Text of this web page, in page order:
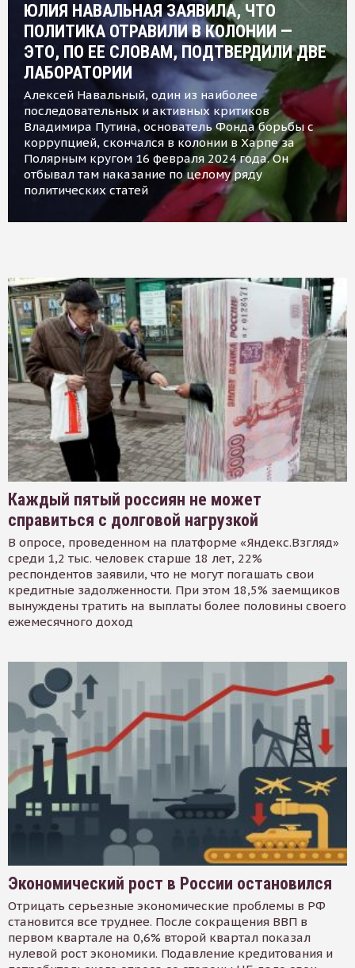
ЮЛИЯ НАВАЛЬНАЯ ЗАЯВИЛА, ЧТО
ПОЛИТИКА ОТРАВИЛИ В КОЛОНИИ —
ЭТО, ПО ЕЕ СЛОВАМ, ПОДТВЕРДИЛИ ДВЕ
ЛАБОРАТОРИИ
Алексей Навальный, один из наиболее
последовательных и активных критиков
Владимира Путина, основатель Фонда борьбы с
коррупцией, скончался в колонии в Харпе за
Полярным кругом 16 февраля 2024 года. Он
отбывал там наказание по целому ряду
политических статей
Каждый пятый россиян не может
справиться с долговой нагрузкой
В опросе, проведенном на платформе «Яндекс.Взгляд»
среди 1,2 тыс. человек старше 18 лет, 22%
респондентов заявили, что не могут погашать свои
кредитные задолженности. При этом 18,5% заемщиков
вынуждены тратить на выплаты более половины своего
ежемесячного доход
Экономический рост в России остановился
Отрицать серьезные экономические проблемы в РФ
становится все труднее. После сокращения ВВП в
первом квартале на 0,6% второй квартал показал
нулевой рост экономики. Подавление кредитования и